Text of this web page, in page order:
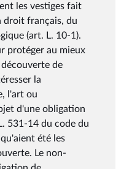
les vestiges fait
droit français, du
(art. L. 10-1).
protéger au mieux
de
la
l'art ou
d'une obligation
531-14 du code du
été les
Le non-